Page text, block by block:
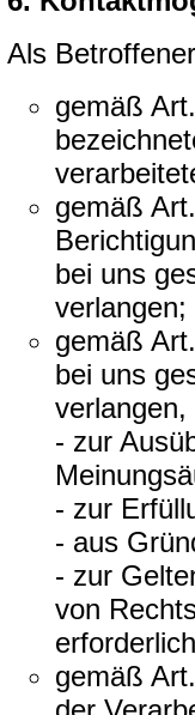
Als
gemäß
gemäß
bei uns
verlangen;
gemäß
bei uns
- zur
- zur
- aus
- zur
von
gemäß